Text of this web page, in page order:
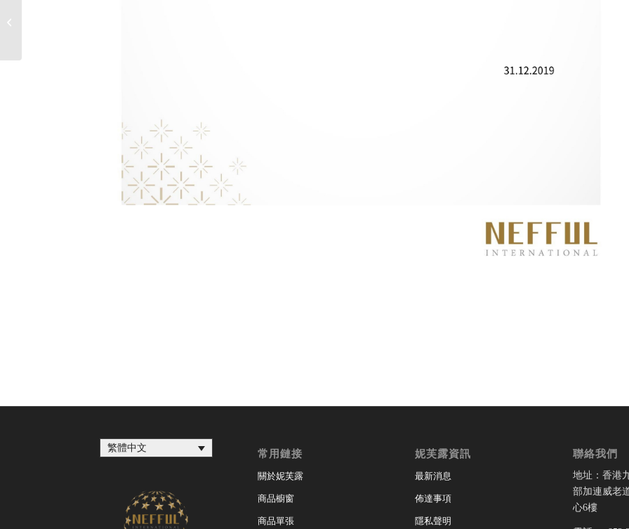
繁體中文 常用鏈接
關於妮芙露
商品櫥窗
商品單張
妮芙露資訊
最新消息
佈達事項
隱私聲明
聯絡我們
地址：香港
部加連威老
心6樓